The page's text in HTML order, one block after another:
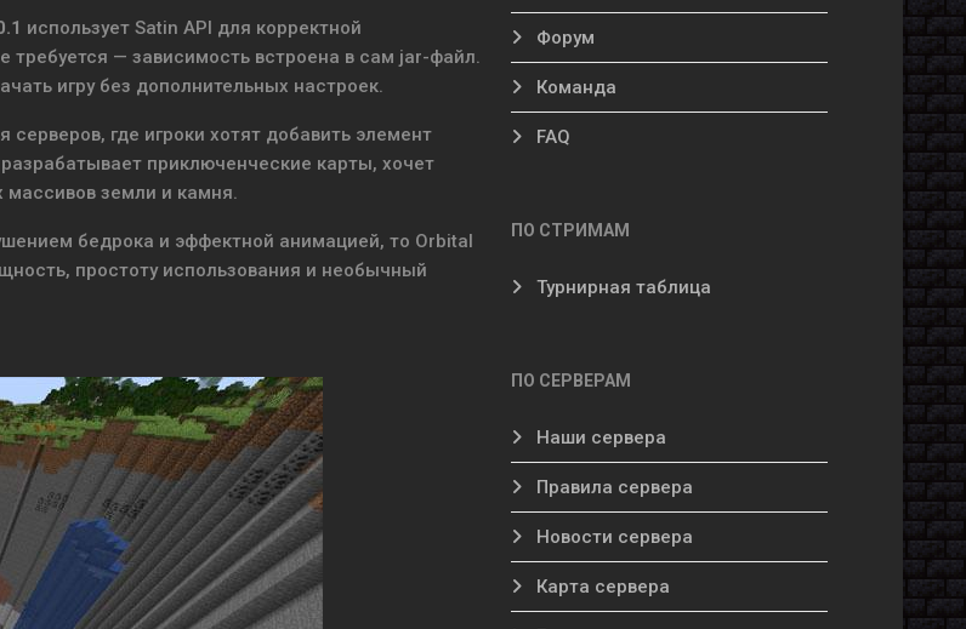
использует Satin API для корректной
требуется — зависимость встроена в сам jar-файл.
игру без дополнительных настроек.
где игроки хотят добавить элемент
приключенческие карты, хочет
массивов земли и камня.
бедрока и эффектной анимацией, то Orbital
простоту использования и необычный
Форум
Команда
FAQ
ПО СТРИМАМ
Турнирная таблица
ПО СЕРВЕРАМ
Наши сервера
Правила сервера
Новости сервера
Карта сервера